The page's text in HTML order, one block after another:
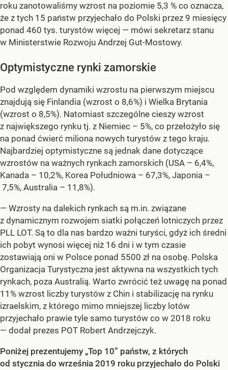
roku zanotowaliśmy wzrost na poziomie 5,3 % co oznacza,
że z tych 15 państw przyjechało do Polski przez 9 miesięcy
ponad 460 tys. turystów więcej — mówi sekretarz stanu
w Ministerstwie Rozwoju Andrzej Gut-Mostowy.
Optymistyczne rynki zamorskie
Pod względem dynamiki wzrostu na pierwszym miejscu
znajdują się Finlandia (wzrost o 8,6%) i Wielka Brytania
(wzrost o 8,5%). Natomiast szczególne cieszy wzrost
z największego rynku tj. z Niemiec – 5%, co przełożyło się
na ponad ćwierć miliona nowych turystów z tego kraju.
Najbardziej optymistyczne są jednak dane dotyczące
wzrostów na ważnych rynkach zamorskich (USA – 6,4%,
Kanada – 10,2%, Korea Południowa – 67,3%, Japonia –
7,5%, Australia – 11,8%).
— Wzrosty na dalekich rynkach są m.in. związane
z dynamicznym rozwojem siatki połączeń lotniczych przez
PLL LOT. Są to dla nas bardzo ważni turyści, gdyż ich średni
ich pobyt wynosi więcej niż 16 dni i w tym czasie
zostawiają oni w Polsce ponad 5500 zł na osobę. Polska
Organizacja Turystyczna jest aktywna na wszystkich tych
rynkach, poza Australią. Warto zwrócić też uwagę na ponad
11% wzrost liczby turystów z Chin i stabilizację na rynku
izraelskim, z którego mimo mniejszej liczby lotów
przyjechało prawie tyle samo turystów co w 2018 roku
— dodał prezes POT Robert Andrzejczyk.
Poniżej prezentujemy „Top 10” państw, z których
od stycznia do września 2019 roku przyjechało do Polski